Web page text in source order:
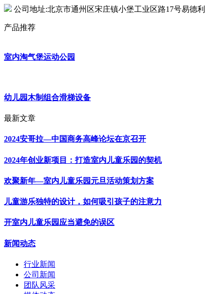
公司地址:北京市通州区宋庄镇小堡工业区路17号易德利
产品推荐
室内淘气堡运动公园
幼儿园木制组合滑梯设备
最新文章
2024安哥拉—中国商务高峰论坛在京召开
2024年创业新项目：打造室内儿童乐园的契机
欢聚新年—室内儿童乐园元旦活动策划方案
儿童游乐独特的设计，如何吸引孩子的注意力
开室内儿童乐园应当避免的误区
新闻动态
行业新闻
公司新闻
团队风采